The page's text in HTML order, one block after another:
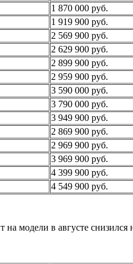
1 870 000 руб.
1 919 900 руб.
2 569 900 руб.
2 629 900 руб.
2 899 900 руб.
2 959 900 руб.
3 590 000 руб.
3 790 000 руб.
3 949 900 руб.
2 869 900 руб.
2 969 900 руб.
3 969 900 руб.
4 399 900 руб.
4 549 900 руб.
модели в августе снизился